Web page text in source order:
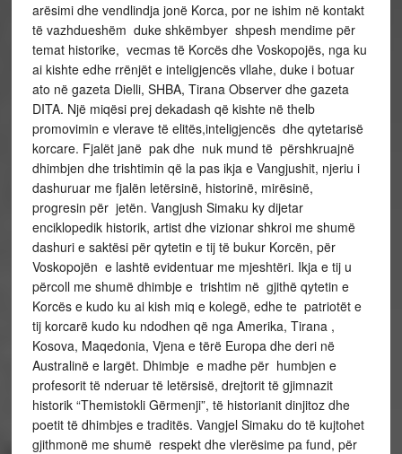
arësimi dhe vendlindja jonë Korca, por ne ishim në kontakt
të vazhdueshëm duke shkëmbyer shpesh mendime për
temat historike, vecmas të Korcës dhe Voskopojës, nga ku
ai kishte edhe rrënjët e inteligjencës vllahe, duke i botuar
ato në gazeta Dielli, SHBA, Tirana Observer dhe gazeta
DITA. Një miqësi prej dekadash që kishte në thelb
promovimin e vlerave të elitës,inteligjencës dhe qytetarisë
korcare. Fjalët janë pak dhe nuk mund të përshkruajnë
dhimbjen dhe trishtimin që la pas ikja e Vangjushit, njeriu i
dashuruar me fjalën letërsinë, historinë, mirësinë,
progresin për jetën. Vangjush Simaku ky dijetar
enciklopedik historik, artist dhe vizionar shkroi me shumë
dashuri e saktësi për qytetin e tij të bukur Korcën, për
Voskopojën e lashtë evidentuar me mjeshtëri. Ikja e tij u
përcoll me shumë dhimbje e trishtim në gjithë qytetin e
Korcës e kudo ku ai kish miq e kolegë, edhe te patriotët e
tij korcarë kudo ku ndodhen që nga Amerika, Tirana ,
Kosova, Maqedonia, Vjena e tërë Europa dhe deri në
Australinë e largët. Dhimbje e madhe për humbjen e
profesorit të nderuar të letërsisë, drejtorit të gjimnazit
historik “Themistokli Gërmenji”, të historianit dinjitoz dhe
poetit të dhimbjes e traditës. Vangjel Simaku do të kujtohet
gjithmonë me shumë respekt dhe vlerësime pa fund, për